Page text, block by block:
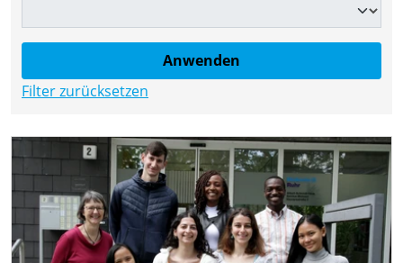
Filter zurücksetzen